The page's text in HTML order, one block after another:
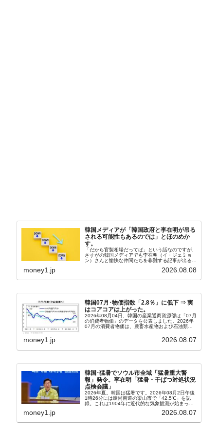
韓国メディアが「韓国政府と李在明が吊る
される可能性もあるのでは」とほのめか
す。
「だから官製相場だってば」という話なのですが、
さすがの韓国メディアでも李在明（イ・ジェミョ
ン）さんと愉快な仲間たちを非難する記事が出るよ
『朝鮮日報』に面白い記事が出ています。「東西南
money1.jp 2026.08.08
韓国07月･物価指数「2.8％」に低下 ⇒ 実
はコアコアは上がった。
2026年08月04日、韓国の産業通商資源部は「07月
の消費者物価」のデータを公表しました。2026年
07月の消費者物価は、農畜水産物および石油類の
2.8％上昇（06月は3.2％）となり、上昇率は前...
money1.jp 2026.08.07
韓国･猛暑でソウル市全域「猛暑重大警
報」発令。李在明「猛暑・干ばつ対処状況
点検会議」
2026年夏。韓国は猛暑です。2026年08月2日午後
1時26分には慶尚南道の梁山市で「42.5℃」を記
録。これは1904年に近代的な気象観測が始まって
ウル市全域への「猛暑重大警報」が発令され...
money1.jp 2026.08.07